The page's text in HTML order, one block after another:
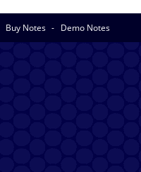
Buy Notes Demo Notes